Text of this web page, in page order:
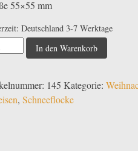
55×55 mm
Deutschland 3-7 Werktage
In den Warenkorb
145 Kategorie:
, Schneeflocke